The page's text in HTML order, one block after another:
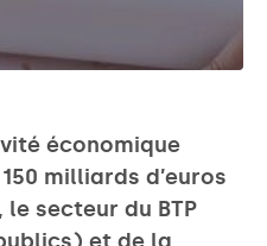
économique
milliards d’euros
secteur du BTP